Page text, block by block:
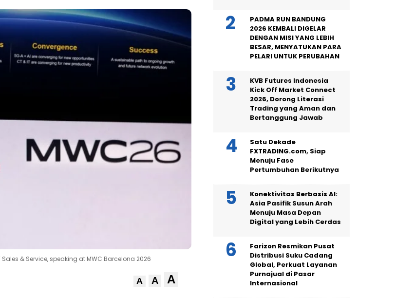
Sales & Service, speaking at MWC Barcelona 2026
A A A
PADMA RUN BANDUNG
2026 KEMBALI DIGELAR
DENGAN MISI YANG LEBIH
BESAR, MENYATUKAN PARA
PELARI UNTUK PERUBAHAN
KVB Futures Indonesia
Kick Off Market Connect
2026, Dorong Literasi
Trading yang Aman dan
Bertanggung Jawab
Satu Dekade
FXTRADING.com, Siap
Menuju Fase
Pertumbuhan Berikutnya
Konektivitas Berbasis AI:
Asia Pasifik Susun Arah
Menuju Masa Depan
Digital yang Lebih Cerdas
Farizon Resmikan Pusat
Distribusi Suku Cadang
Global, Perkuat Layanan
Purnajual di Pasar
Internasional